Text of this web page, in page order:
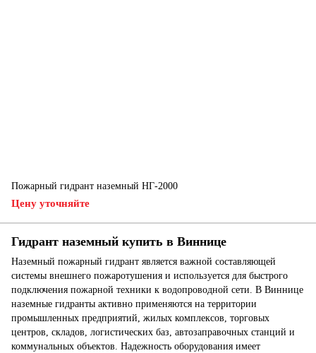
Пожарный гидрант наземный НГ-2000
Цену уточняйте
Гидрант наземный купить в Виннице
Наземный пожарный гидрант является важной составляющей
системы внешнего пожаротушения и используется для быстрого
подключения пожарной техники к водопроводной сети. В Виннице
наземные гидранты активно применяются на территории
промышленных предприятий, жилых комплексов, торговых
центров, складов, логистических баз, автозаправочных станций и
коммунальных объектов. Надежность оборудования имеет